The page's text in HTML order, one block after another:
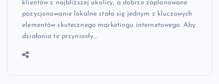
klientów z najbliższej okolicy, a dobrze zaplanowane
pozycjonowanie lokalne stało się jednym z kluczowych
elementów skutecznego marketingu internetowego. Aby
działania te przyniosły…